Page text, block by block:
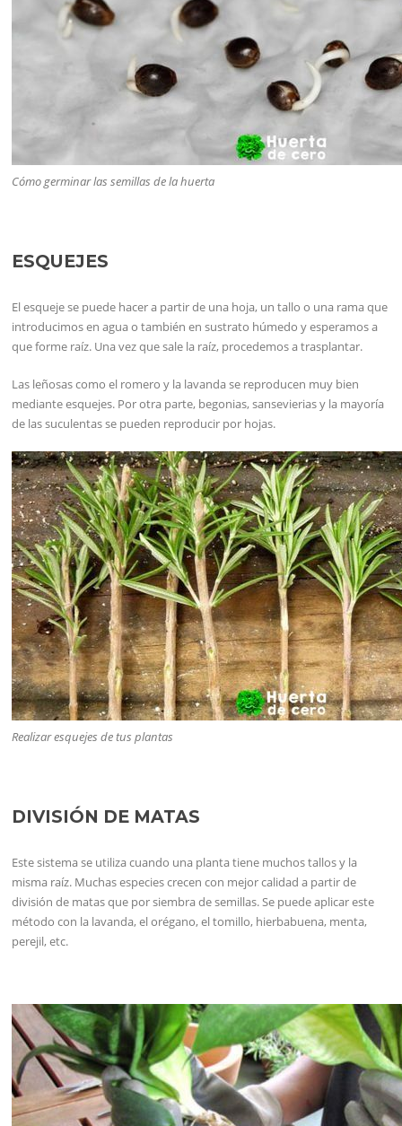
Cómo germinar las semillas de la huerta
ESQUEJES
El esqueje se puede hacer a partir de una hoja, un tallo o una rama que
introducimos en agua o también en sustrato húmedo y esperamos a
que forme raíz. Una vez que sale la raíz, procedemos a trasplantar.
Las leñosas como el romero y la lavanda se reproducen muy bien
mediante esquejes. Por otra parte, begonias, sansevierias y la mayoría
de las suculentas se pueden reproducir por hojas.
Realizar esquejes de tus plantas
DIVISIÓN DE MATAS
Este sistema se utiliza cuando una planta tiene muchos tallos y la
misma raíz. Muchas especies crecen con mejor calidad a partir de
división de matas que por siembra de semillas. Se puede aplicar este
método con la lavanda, el orégano, el tomillo, hierbabuena, menta,
perejil, etc.